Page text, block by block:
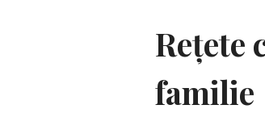
Rețete
familie